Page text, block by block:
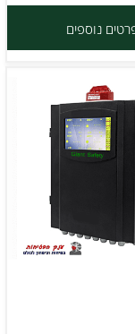
נוספים